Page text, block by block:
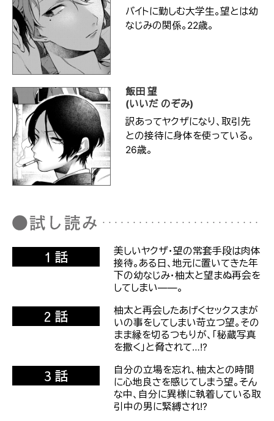
バイトに勤しむ大学生。望とは幼
なじみの関係。22歳。
飯田 望
(いいだ のぞみ)
訳あってヤクザになり、取引先
との接待に身体を使っている。
26歳。
1 話
美しいヤクザ・望の常套手段は肉体
接待。ある日、地元に置いてきた年
下の幼なじみ・柚太と望まぬ再会を
してしまい――。
2 話
柚太と再会したあげくセックスまが
いの事をしてしまい苛立つ望。その
まま縁を切るつもりが、「秘蔵写真
を撒く」と脅されて…!?
3 話
自分の立場を忘れ、柚太との時間
に心地良さを感じてしまう望。そん
な中、自分に異様に執着している取
引中の男に緊縛され!?